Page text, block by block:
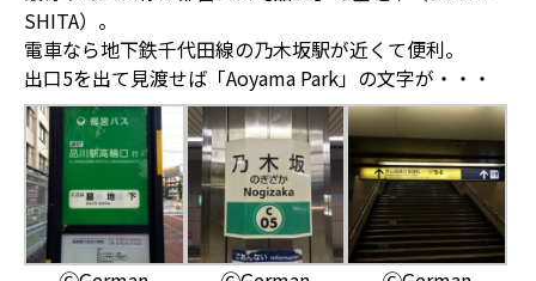
SHITA）。
電車なら地下鉄千代田線の乃木坂駅が近くて便利。
出口5を出て見渡せば「Aoyama Park」の文字が・・・